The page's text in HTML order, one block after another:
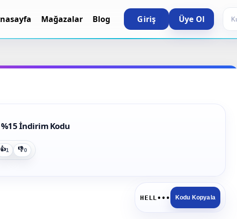
Mağazalar Blog Giriş Üye Ol
%15 İndirim Kodu
👍1 👎0
HELL••• Kodu Kopyala